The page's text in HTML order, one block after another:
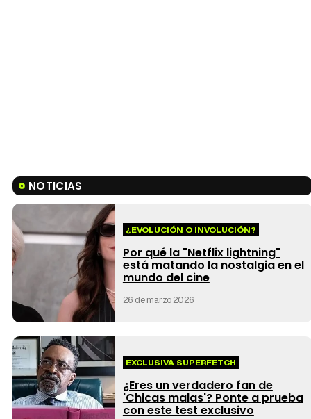
NOTICIAS
¿EVOLUCIÓN O INVOLUCIÓN?
Por qué la "Netflix lightning"
está matando la nostalgia en el
mundo del cine
26 de marzo 2026
EXCLUSIVA SUPERFETCH
¿Eres un verdadero fan de
'Chicas malas'? Ponte a prueba
con este test exclusivo